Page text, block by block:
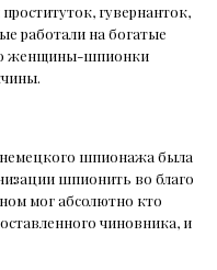
гувернанток,
работали на богатые
женщины-шпионки
шпионажа была
шпионить во благо
мог абсолютно кто
чиновника, и